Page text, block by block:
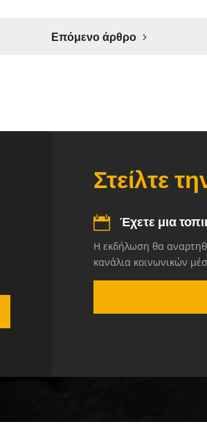
Επόμενο άρθρο
Στείλτε
Έχετε μια
Η εκδήλωση θα
κανάλια κοινωνικών